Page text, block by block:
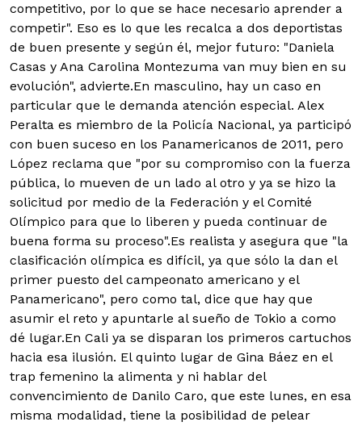
competitivo, por lo que se hace necesario aprender a
competir". Eso es lo que les recalca a dos deportistas
de buen presente y según él, mejor futuro: "Daniela
Casas y Ana Carolina Montezuma van muy bien en su
evolución", advierte.En masculino, hay un caso en
particular que le demanda atención especial. Alex
Peralta es miembro de la Policía Nacional, ya participó
con buen suceso en los Panamericanos de 2011, pero
López reclama que "por su compromiso con la fuerza
pública, lo mueven de un lado al otro y ya se hizo la
solicitud por medio de la Federación y el Comité
Olímpico para que lo liberen y pueda continuar de
buena forma su proceso".Es realista y asegura que "la
clasificación olímpica es difícil, ya que sólo la dan el
primer puesto del campeonato americano y el
Panamericano", pero como tal, dice que hay que
asumir el reto y apuntarle al sueño de Tokio a como
dé lugar.En Cali ya se disparan los primeros cartuchos
hacia esa ilusión. El quinto lugar de Gina Báez en el
trap femenino la alimenta y ni hablar del
convencimiento de Danilo Caro, que este lunes, en esa
misma modalidad, tiene la posibilidad de pelear